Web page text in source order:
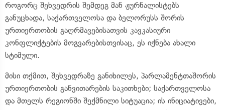
როგორც შეხვედრის შემდეგ მან ჟურნალისტებს
განუცხადა, საქართველოსა და ბელორუსს შორის
ურთიერთობის გაღრმავებისათვის კავკასიური
კონფლიქტების მოგვარებისთვისაც, ეს იქნება ახალი
სტიმული.
მისი თქმით, შეხვედრაზე განიხილეს, პარლამენტთაშორის
ურთიერთობის განვითარების საკითხები; საქართველოსა
და მთელს რეგიონში შექმნილი სიტუაცია; ის ინიციატივები,